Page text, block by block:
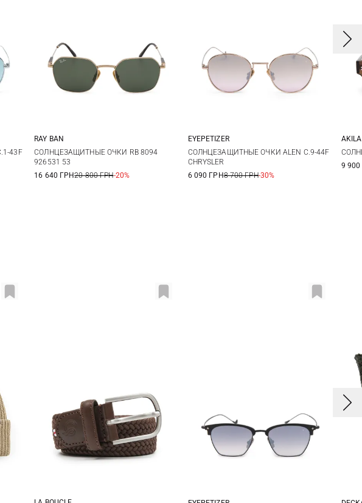
43F
One size
RAY BAN
СОЛНЦЕЗАЩИТНЫЕ ОЧКИ RB 8094
926531 53
16 640 ГРН20 800 ГРН-20%
One size
EYEPETIZER
СОЛНЦЕЗАЩИТНЫЕ ОЧКИ ALEN C.9-44F
CHRYSLER
6 090 ГРН8 700 ГРН-30%
AKILA
9